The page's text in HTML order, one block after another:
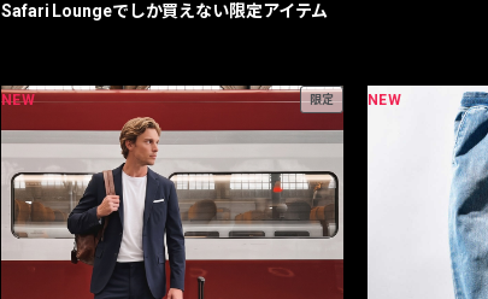
Safari Loungeでしか買えない限定アイテム
NEW 限定 NEW